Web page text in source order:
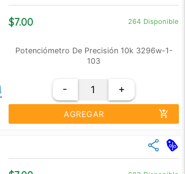
Precio Unidad
$7.00 264 Disponible
Potenciómetro De Precisión 10k 3296w-1-
103
- +
AGREGAR add_shopping_cart
close
Precio Unidad